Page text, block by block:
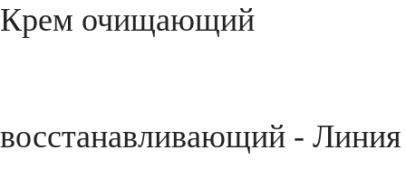
Крем очищающий
восстанавливающий - Линия